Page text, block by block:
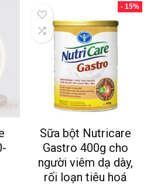
- 15%
Sữa bột Nutricare
Gastro 400g cho
người viêm dạ dày,
rối loạn tiêu hoá